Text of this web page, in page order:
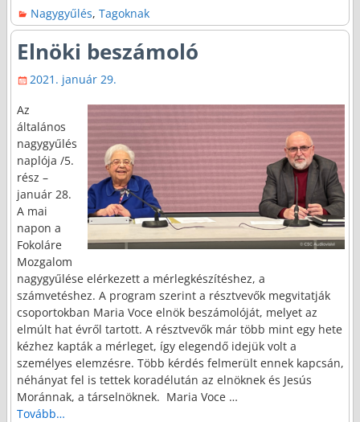
Nagygyűlés,Tagoknak
Elnöki beszámoló
2021. január 29.
Az
általános
nagygyűlés
naplója /5.
rész –
január 28.
A mai
napon a
Fokoláre
Mozgalom
nagygyűlése elérkezett a mérlegkészítéshez, a
számvetéshez. A program szerint a résztvevők megvitatják
csoportokban Maria Voce elnök beszámolóját, melyet az
elmúlt hat évről tartott. A résztvevők már több mint egy hete
kézhez kapták a mérleget, így elegendő idejük volt a
személyes elemzésre. Több kérdés felmerült ennek kapcsán,
néhányat fel is tettek koradélután az elnöknek és Jesús
Moránnak, a társelnöknek. Maria Voce …
Tovább…